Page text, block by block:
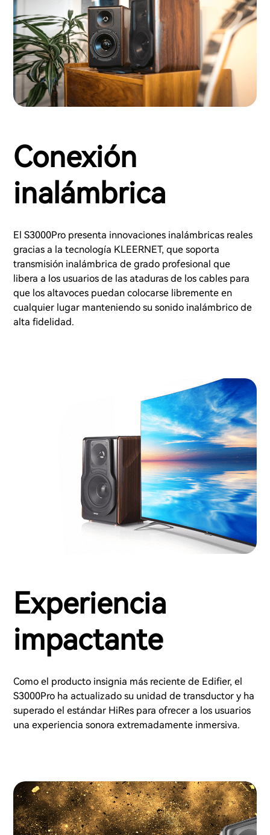
Conexión
inalámbrica
El S3000Pro presenta innovaciones inalámbricas reales
gracias a la tecnología KLEERNET, que soporta
transmisión inalámbrica de grado profesional que
libera a los usuarios de las ataduras de los cables para
que los altavoces puedan colocarse libremente en
cualquier lugar manteniendo su sonido inalámbrico de
alta fidelidad.
Experiencia
impactante
Como el producto insignia más reciente de Edifier, el
S3000Pro ha actualizado su unidad de transductor y ha
superado el estándar HiRes para ofrecer a los usuarios
una experiencia sonora extremadamente inmersiva.